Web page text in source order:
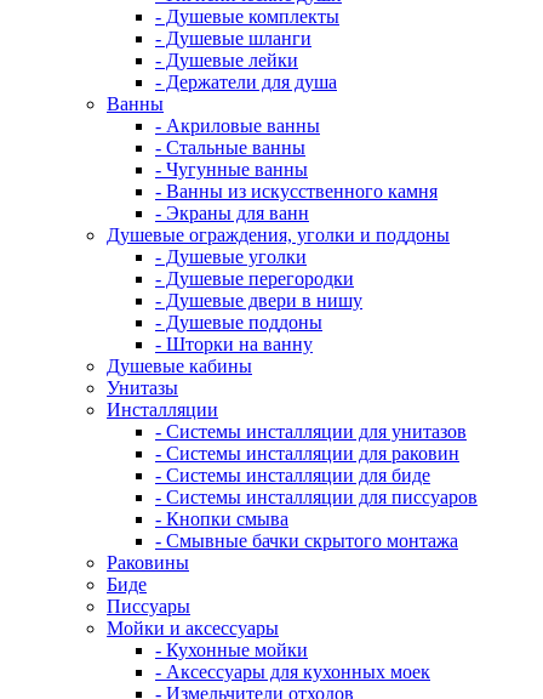
- Душевые комплекты
- Душевые шланги
- Душевые лейки
- Держатели для душа
Ванны
- Акриловые ванны
- Стальные ванны
- Чугунные ванны
- Ванны из искусственного камня
- Экраны для ванн
Душевые ограждения, уголки и поддоны
- Душевые уголки
- Душевые перегородки
- Душевые двери в нишу
- Душевые поддоны
- Шторки на ванну
Душевые кабины
Унитазы
Инсталляции
- Системы инсталляции для унитазов
- Системы инсталляции для раковин
- Системы инсталляции для биде
- Системы инсталляции для писсуаров
- Кнопки смыва
- Смывные бачки скрытого монтажа
Раковины
Биде
Писсуары
Мойки и аксессуары
- Кухонные мойки
- Аксессуары для кухонных моек
- Измельчители отходов